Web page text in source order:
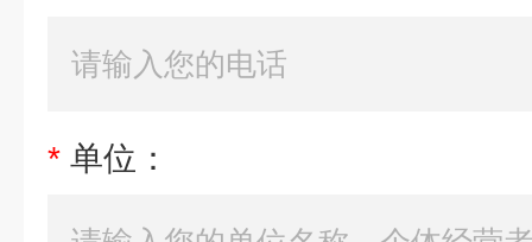
* 单位：